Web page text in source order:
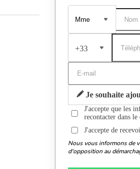
+33
Je souhaite
J'accepte que les
recontacter dans
J'accepte de
Nous vous informons de
d'opposition au